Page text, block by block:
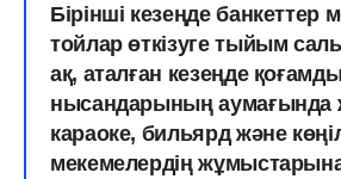
Бірінші кезеңде банкеттер
тойлар өткізуге тыйым
ақ, аталған кезеңде
нысандарының аумағында
караоке, бильярд және
мекемелердің